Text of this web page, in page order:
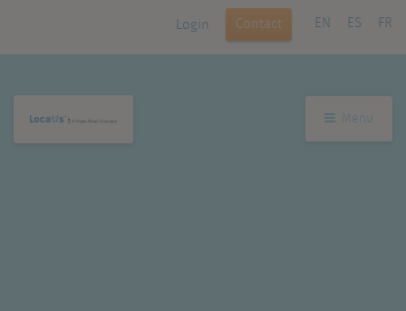
Login Contact EN ES FR
Menu